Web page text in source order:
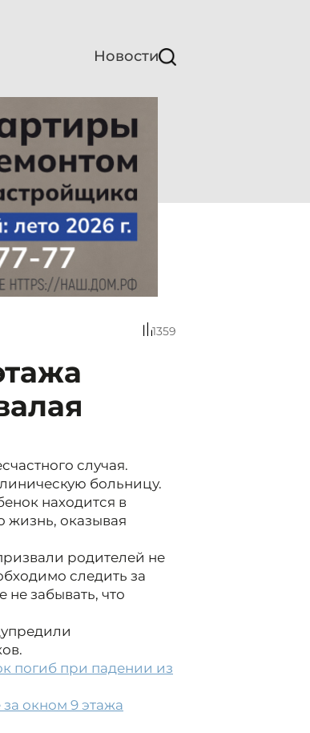
Новости
1359
случая.
больницу.
находится в
жизнь, оказывая
родителей не
следить за
забывать, что
погиб при падении из
окном 9 этажа